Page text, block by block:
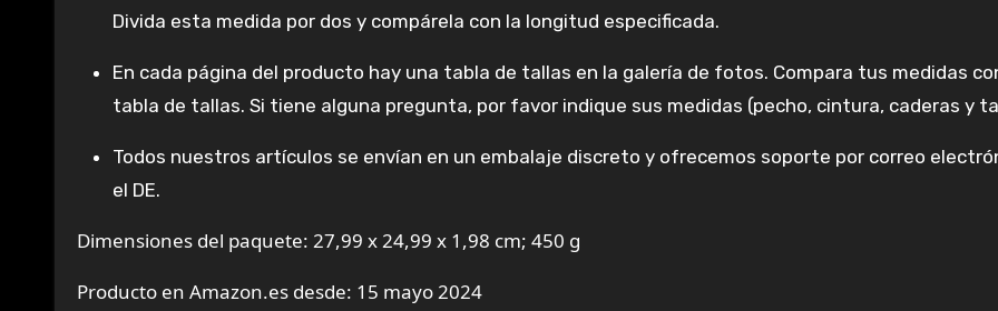
Divida esta medida por dos y compárela con la longitud especificada.
En cada página del producto hay una tabla de tallas en la galería de fotos. Compara tus medidas
tabla de tallas. Si tiene alguna pregunta, por favor indique sus medidas (pecho, cintura, caderas y
Todos nuestros artículos se envían en un embalaje discreto y ofrecemos soporte por correo
el DE.
Dimensiones del paquete: 27,99 x 24,99 x 1,98 cm; 450 g
Producto en Amazon.es desde: 15 mayo 2024